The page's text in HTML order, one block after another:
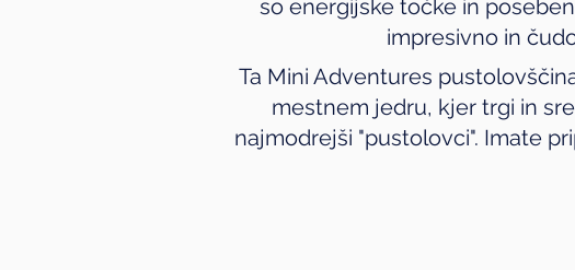
so energijske točke in
impresivno in
Ta Mini Adventures
mestnem jedru, kjer trgi in
najmodrejši "pustolovci". Imate